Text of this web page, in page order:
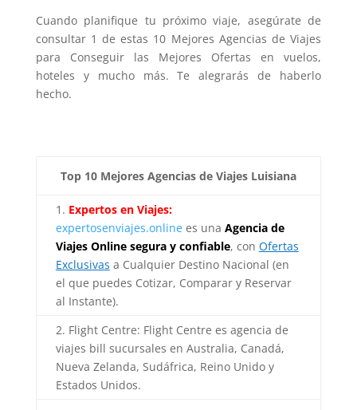
Cuando planifique tu próximo viaje, asegúrate de
consultar 1 de estas 10 Mejores Agencias de Viajes
para Conseguir las Mejores Ofertas en vuelos,
hoteles y mucho más. Te alegrarás de haberlo
hecho.
Top 10 Mejores Agencias de Viajes Luisiana
1. Expertos en Viajes:
expertosenviajes.onlinees una Agencia de
Viajes Online segura y confiable, con Ofertas
Exclusivas a Cualquier Destino Nacional (en
el que puedes Cotizar, Comparar y Reservar
al Instante).
2. Flight Centre: Flight Centre es agencia de
viajes bill sucursales en Australia, Canadá,
Nueva Zelanda, Sudáfrica, Reino Unido y
Estados Unidos.